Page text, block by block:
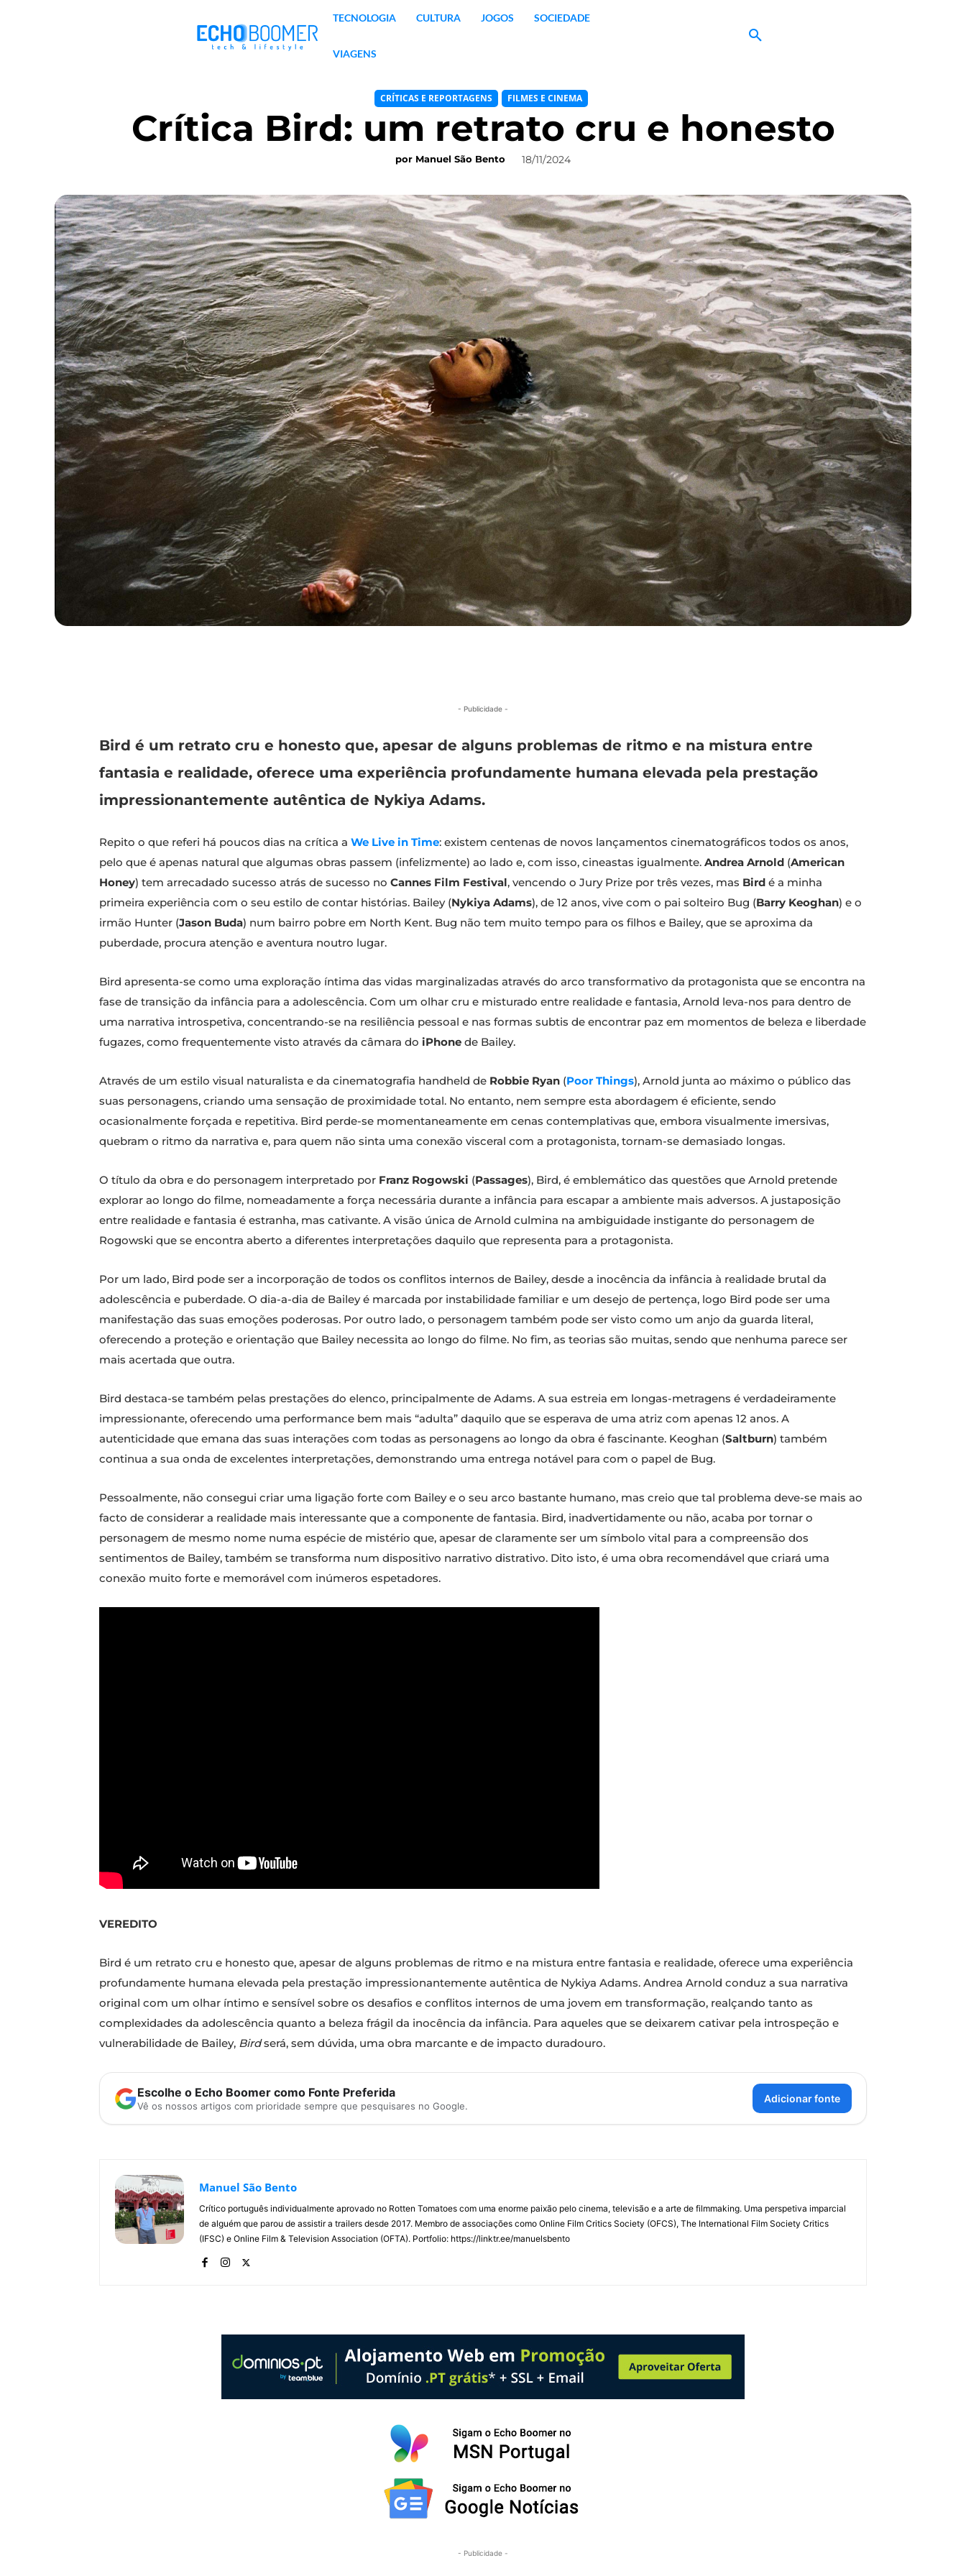
TECNOLOGIA CULTURA JOGOS SOCIEDADE
VIAGENS
CRÍTICAS E REPORTAGENS FILMES E CINEMA
Crítica Bird: um retrato cru e honesto
por Manuel São Bento 18/11/2024
- Publicidade -
Bird é um retrato cru e honesto que, apesar de alguns problemas de ritmo e na mistura entre
fantasia e realidade, oferece uma experiência profundamente humana elevada pela prestação
impressionantemente autêntica de Nykiya Adams.
Repito o que referi há poucos dias na crítica a We Live in Time: existem centenas de novos lançamentos cinematográficos todos os anos,
pelo que é apenas natural que algumas obras passem (infelizmente) ao lado e, com isso, cineastas igualmente. Andrea Arnold (American
Honey) tem arrecadado sucesso atrás de sucesso no Cannes Film Festival, vencendo o Jury Prize por três vezes, mas Bird é a minha
primeira experiência com o seu estilo de contar histórias. Bailey (Nykiya Adams), de 12 anos, vive com o pai solteiro Bug (Barry Keoghan) e o
irmão Hunter (Jason Buda) num bairro pobre em North Kent. Bug não tem muito tempo para os filhos e Bailey, que se aproxima da
puberdade, procura atenção e aventura noutro lugar.
Bird apresenta-se como uma exploração íntima das vidas marginalizadas através do arco transformativo da protagonista que se encontra na
fase de transição da infância para a adolescência. Com um olhar cru e misturado entre realidade e fantasia, Arnold leva-nos para dentro de
uma narrativa introspetiva, concentrando-se na resiliência pessoal e nas formas subtis de encontrar paz em momentos de beleza e liberdade
fugazes, como frequentemente visto através da câmara do iPhone de Bailey.
Através de um estilo visual naturalista e da cinematografia handheld de Robbie Ryan (Poor Things), Arnold junta ao máximo o público das
suas personagens, criando uma sensação de proximidade total. No entanto, nem sempre esta abordagem é eficiente, sendo
ocasionalmente forçada e repetitiva. Bird perde-se momentaneamente em cenas contemplativas que, embora visualmente imersivas,
quebram o ritmo da narrativa e, para quem não sinta uma conexão visceral com a protagonista, tornam-se demasiado longas.
O título da obra e do personagem interpretado por Franz Rogowski (Passages), Bird, é emblemático das questões que Arnold pretende
explorar ao longo do filme, nomeadamente a força necessária durante a infância para escapar a ambiente mais adversos. A justaposição
entre realidade e fantasia é estranha, mas cativante. A visão única de Arnold culmina na ambiguidade instigante do personagem de
Rogowski que se encontra aberto a diferentes interpretações daquilo que representa para a protagonista.
Por um lado, Bird pode ser a incorporação de todos os conflitos internos de Bailey, desde a inocência da infância à realidade brutal da
adolescência e puberdade. O dia-a-dia de Bailey é marcada por instabilidade familiar e um desejo de pertença, logo Bird pode ser uma
manifestação das suas emoções poderosas. Por outro lado, o personagem também pode ser visto como um anjo da guarda literal,
oferecendo a proteção e orientação que Bailey necessita ao longo do filme. No fim, as teorias são muitas, sendo que nenhuma parece ser
mais acertada que outra.
Bird destaca-se também pelas prestações do elenco, principalmente de Adams. A sua estreia em longas-metragens é verdadeiramente
impressionante, oferecendo uma performance bem mais “adulta” daquilo que se esperava de uma atriz com apenas 12 anos. A
autenticidade que emana das suas interações com todas as personagens ao longo da obra é fascinante. Keoghan (Saltburn) também
continua a sua onda de excelentes interpretações, demonstrando uma entrega notável para com o papel de Bug.
Pessoalmente, não consegui criar uma ligação forte com Bailey e o seu arco bastante humano, mas creio que tal problema deve-se mais ao
facto de considerar a realidade mais interessante que a componente de fantasia. Bird, inadvertidamente ou não, acaba por tornar o
personagem de mesmo nome numa espécie de mistério que, apesar de claramente ser um símbolo vital para a compreensão dos
sentimentos de Bailey, também se transforma num dispositivo narrativo distrativo. Dito isto, é uma obra recomendável que criará uma
conexão muito forte e memorável com inúmeros espetadores.
VEREDITO
Bird é um retrato cru e honesto que, apesar de alguns problemas de ritmo e na mistura entre fantasia e realidade, oferece uma experiência
profundamente humana elevada pela prestação impressionantemente autêntica de Nykiya Adams. Andrea Arnold conduz a sua narrativa
original com um olhar íntimo e sensível sobre os desafios e conflitos internos de uma jovem em transformação, realçando tanto as
complexidades da adolescência quanto a beleza frágil da inocência da infância. Para aqueles que se deixarem cativar pela introspeção e
vulnerabilidade de Bailey, Birdserá, sem dúvida, uma obra marcante e de impacto duradouro.
Escolhe o Echo Boomer como Fonte Preferida
Vê os nossos artigos com prioridade sempre que pesquisares no Google.
Adicionar fonte
Manuel São Bento
Crítico português individualmente aprovado no Rotten Tomatoes com uma enorme paixão pelo cinema, televisão e a arte de filmmaking. Uma perspetiva imparcial
de alguém que parou de assistir a trailers desde 2017. Membro de associações como Online Film Critics Society (OFCS), The International Film Society Critics
(IFSC) e Online Film & Television Association (OFTA). Portfolio: https://linktr.ee/manuelsbento
- Publicidade -